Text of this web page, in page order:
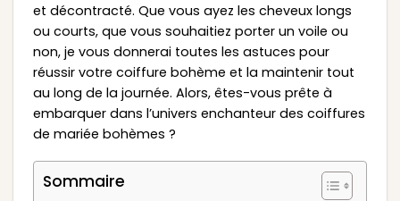
et décontracté. Que vous ayez les cheveux longs
ou courts, que vous souhaitiez porter un voile ou
non, je vous donnerai toutes les astuces pour
réussir votre coiffure bohème et la maintenir tout
au long de la journée. Alors, êtes-vous prête à
embarquer dans l’univers enchanteur des coiffures
de mariée bohèmes ?
Sommaire